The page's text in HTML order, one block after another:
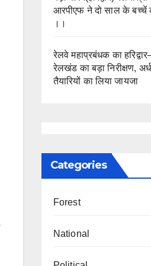
आरपीएफ ने दो साल के बच्चें
।।
रेलवे महाप्रबंधक का
रेलखंड का बड़ा निरीक्षण,
तैयारियों का लिया जायजा
Categories
Forest
National